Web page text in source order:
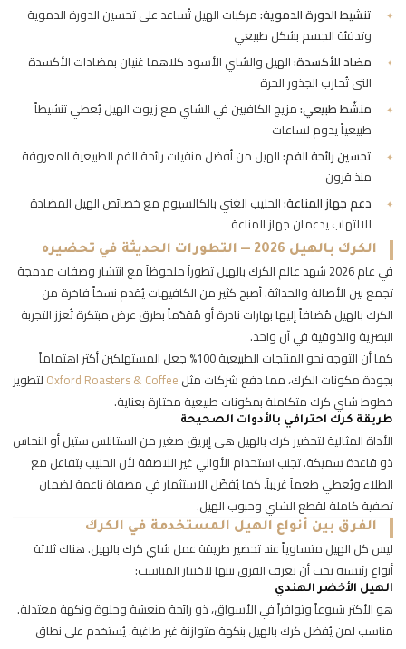
تنشيط الدورة الدموية:مركبات الهيل تُساعد على تحسين الدورة الدموية
وتدفئة الجسم بشكل طبيعي
مضاد للأكسدة:الهيل والشاي الأسود كلاهما غنيان بمضادات الأكسدة
التي تُحارب الجذور الحرة
منشّط طبيعي:مزيج الكافيين في الشاي مع زيوت الهيل يُعطي تنشيطاً
طبيعياً يدوم لساعات
تحسين رائحة الفم:الهيل من أفضل منقيات رائحة الفم الطبيعية المعروفة
منذ قرون
دعم جهاز المناعة:الحليب الغني بالكالسيوم مع خصائص الهيل المضادة
للالتهاب يدعمان جهاز المناعة
الكرك بالهيل 2026 — التطورات الحديثة في تحضيره
في عام 2026 شهد عالم الكرك بالهيل تطوراً ملحوظاً مع انتشار وصفات مدمجة
تجمع بين الأصالة والحداثة. أصبح كثير من الكافيهات يُقدم نسخاً فاخرة من
الكرك بالهيل مُضافاً إليها بهارات نادرة أو مُقدّماً بطرق عرض مبتكرة تُعزز التجربة
البصرية والذوقية في آن واحد.
كما أن التوجه نحو المنتجات الطبيعية 100% جعل المستهلكين أكثر اهتماماً
بجودة مكونات الكرك، مما دفع شركات مثل Oxford Roasters & Coffee لتطوير
خطوط شاي كرك متكاملة بمكونات طبيعية مختارة بعناية.
طريقة كرك احترافي بالأدوات الصحيحة
الأداة المثالية لتحضير كرك بالهيل هي إبريق صغير من الستانلس ستيل أو النحاس
ذو قاعدة سميكة. تجنب استخدام الأواني غير اللاصقة لأن الحليب يتفاعل مع
الطلاء ويُعطي طعماً غريباً. كما يُفضّل الاستثمار في مصفاة ناعمة لضمان
تصفية كاملة لقطع الشاي وحبوب الهيل.
الفرق بين أنواع الهيل المستخدمة في الكرك
ليس كل الهيل متساوياً عند تحضير طريقة عمل شاي كرك بالهيل. هناك ثلاثة
أنواع رئيسية يجب أن تعرف الفرق بينها لاختيار المناسب:
الهيل الأخضر الهندي
هو الأكثر شيوعاً وتوافراً في الأسواق، ذو رائحة منعشة وحلوة ونكهة معتدلة.
مناسب لمن يُفضل كرك بالهيل بنكهة متوازنة غير طاغية. يُستخدم على نطاق